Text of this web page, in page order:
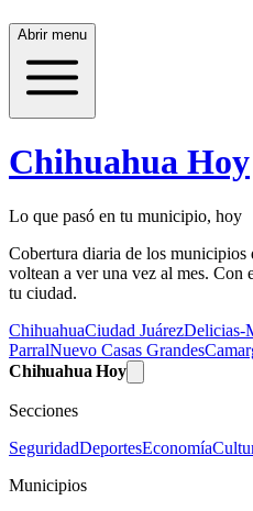
Abrir menu
Chihuahua Hoy
Lo que pasó en tu municipio, hoy
Cobertura diaria de los municipios
voltean a ver una vez al mes. Con
tu ciudad.
ChihuahuaCiudad JuárezDelicias-
ParralNuevo Casas Grandes
Chihuahua Hoy
Secciones
SeguridadDeportesEconomía
Municipios